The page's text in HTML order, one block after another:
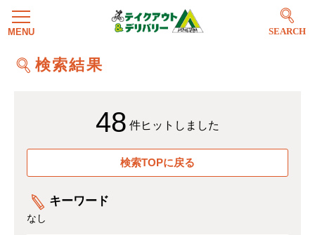
SEARCH
検索結果
48 件ヒットしました
検索TOPに戻る
キーワード
なし